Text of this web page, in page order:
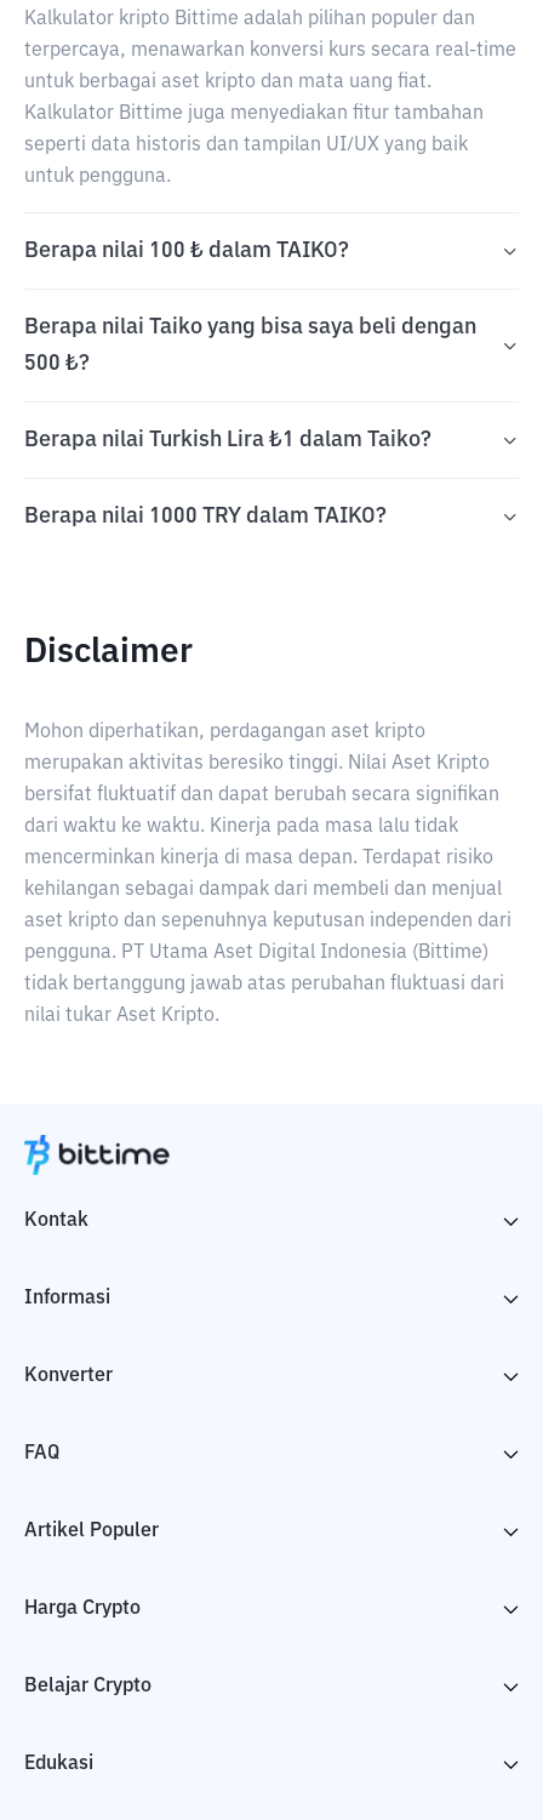
Kalkulator kripto Bittime adalah pilihan populer dan
terpercaya, menawarkan konversi kurs secara real-time
untuk berbagai aset kripto dan mata uang fiat.
Kalkulator Bittime juga menyediakan fitur tambahan
seperti data historis dan tampilan UI/UX yang baik
untuk pengguna.
Berapa nilai 100 ₺ dalam TAIKO?
Berapa nilai Taiko yang bisa saya beli dengan
500 ₺?
Berapa nilai Turkish Lira ₺1 dalam Taiko?
Berapa nilai 1000 TRY dalam TAIKO?
Disclaimer
Mohon diperhatikan, perdagangan aset kripto
merupakan aktivitas beresiko tinggi. Nilai Aset Kripto
bersifat fluktuatif dan dapat berubah secara signifikan
dari waktu ke waktu. Kinerja pada masa lalu tidak
mencerminkan kinerja di masa depan. Terdapat risiko
kehilangan sebagai dampak dari membeli dan menjual
aset kripto dan sepenuhnya keputusan independen dari
pengguna. PT Utama Aset Digital Indonesia (Bittime)
tidak bertanggung jawab atas perubahan fluktuasi dari
nilai tukar Aset Kripto.
Kontak
Informasi
Konverter
FAQ
Artikel Populer
Harga Crypto
Belajar Crypto
Edukasi